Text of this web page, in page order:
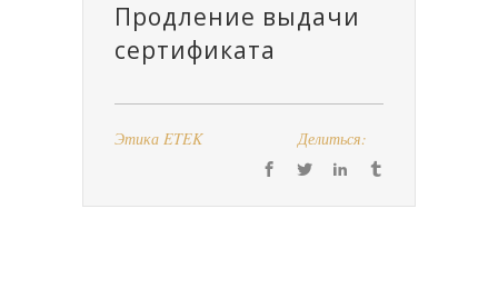
Продление выдачи
сертификата
Этика ETEK Делиться: